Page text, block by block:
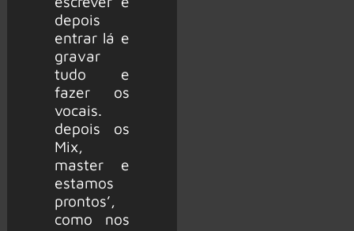
depois
entrar lá e
gravar
tudo e
fazer os
vocais.
depois os
Mix,
master e
estamos
prontos’,
como nos